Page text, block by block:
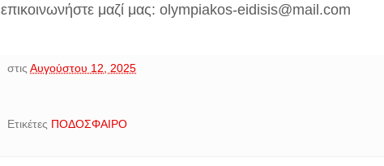
επικοινωνήστε μαζί μας: olympiakos-eidisis@mail.com
στις Αυγούστου 12, 2025
Ετικέτες ΠΟΔΟΣΦΑΙΡΟ